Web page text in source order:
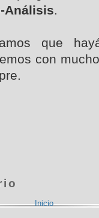
Análisis.
que
con
Inicio